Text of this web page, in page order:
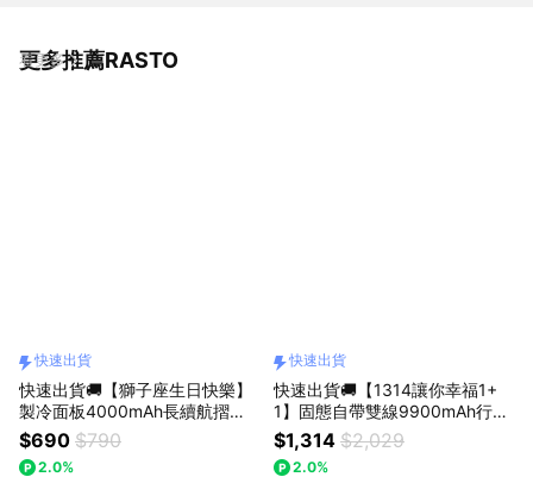
更多推薦RASTO
看更多
快速出貨
快速出貨🚚【獅子座生日快樂】
製冷面板4000mAh長續航摺疊
頸掛手持風扇RK28 RASTO
$690 $790
2.0%
快速出貨
快速出貨🚚【1314讓你幸福1+
1】固態自帶雙線9900mAh行動
電源RB67 + 3段風速360度翻轉
夾式風扇 RK17 RASTO
$1,314 $2,029
2.0%